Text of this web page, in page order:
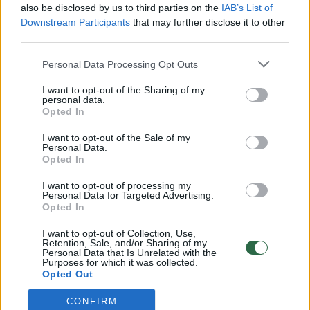
also be disclosed by us to third parties on the IAB’s List of
Downstream Participants that may further disclose it to other
Personal Data Processing Opt Outs
I want to opt-out of the Sharing of my
personal data.
Opted In
I want to opt-out of the Sale of my
Personal Data.
Opted In
I want to opt-out of processing my
Personal Data for Targeted Advertising.
Opted In
I want to opt-out of Collection, Use,
Retention, Sale, and/or Sharing of my
Personal Data that Is Unrelated with the
Purposes for which it was collected.
Opted Out
CONFIRM
Lietuvos diena
00:00:57
Savaitės vidurys nusimato karštas: temperatūra kils iki
Žinios | Orai
00:00:59
Nufilmavo, kaip patvino Vilniaus Vakarinis aplinkkelis:
vaizdas pribloškia
Žinios | Lietuvos diena
V. Zalužno pasisakymą laiko bandymu įsitvirtinti
Ukrainos politikoje: jis yra neteisus
Laidos | Nauja diena